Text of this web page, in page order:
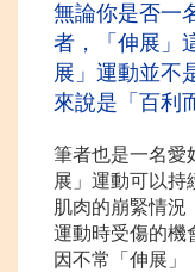
無論你是否一
者，「伸展」
展」運動並不
來說是「百利
筆者也是一名愛
展」運動可以持
肌肉的崩緊情
運動時受傷的機
因不常「伸展」